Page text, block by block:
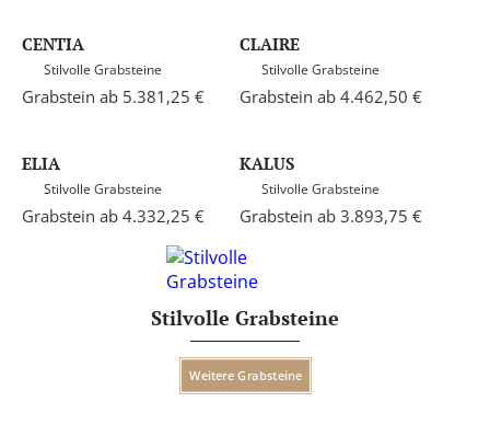
Stilvolle Grabsteine
Weitere Grabsteine
CENTIA
Stilvolle Grabsteine
Grabstein ab 5.381,25 €
CLAIRE
Stilvolle Grabsteine
Grabstein ab 4.462,50 €
ELIA
Stilvolle Grabsteine
Grabstein ab 4.332,25 €
KALUS
Stilvolle Grabsteine
Grabstein ab 3.893,75 €